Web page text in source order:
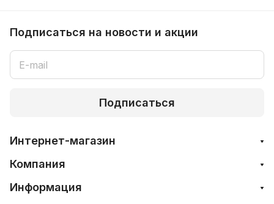
Подписаться на новости и акции
Подписаться
Интернет-магазин
Компания
Информация